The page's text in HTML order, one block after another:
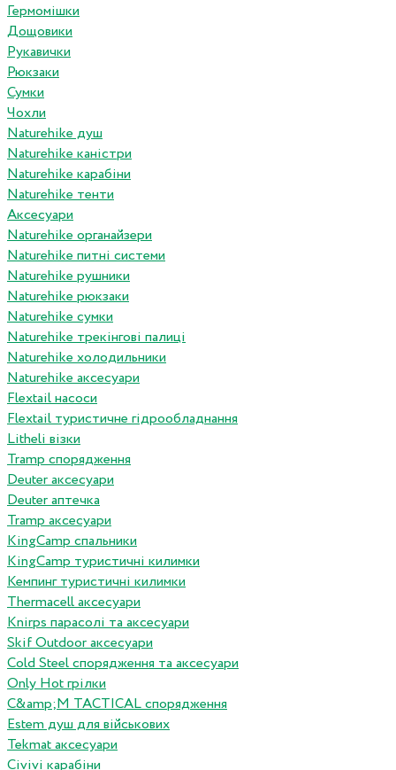
Гермомішки
Дощовики
Рукавички
Рюкзаки
Сумки
Чохли
Naturehike душ
Naturehike каністри
Naturehike карабіни
Naturehike тенти
Аксесуари
Naturehike органайзери
Naturehike питні системи
Naturehike рушники
Naturehike рюкзаки
Naturehike сумки
Naturehike трекінгові палиці
Naturehike холодильники
Naturehike аксесуари
Flextail насоси
Flextail туристичне гідрообладнання
Litheli візки
Tramp спорядження
Deuter аксесуари
Deuter аптечка
Tramp аксесуари
KingCamp спальники
KingCamp туристичні килимки
Кемпинг туристичні килимки
Thermacell аксесуари
Knirps парасолі та аксесуари
Skif Outdoor аксесуари
Cold Steel спорядження та аксесуари
Only Hot грілки
C&amp;M TACTICAL спорядження
Estem душ для військових
Tekmat аксесуари
Сivivi карабіни